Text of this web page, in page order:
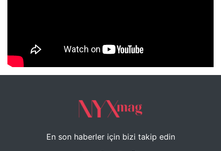
NYXmag 2. Yaş Kutlama Etkinliği
En son haberler için bizi takip edin